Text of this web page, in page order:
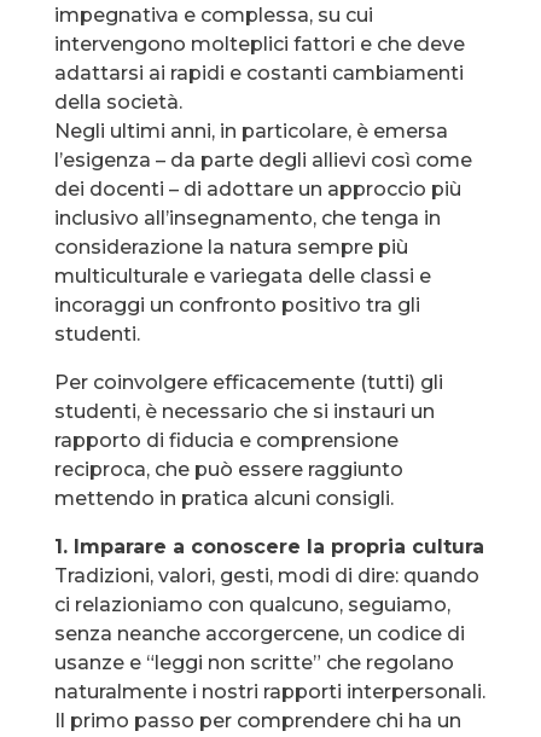
impegnativa e complessa, su cui
intervengono molteplici fattori e che deve
adattarsi ai rapidi e costanti cambiamenti
della società.
Negli ultimi anni, in particolare, è emersa
l’esigenza – da parte degli allievi così come
dei docenti – di adottare un approccio più
inclusivo all’insegnamento, che tenga in
considerazione la natura sempre più
multiculturale e variegata delle classi e
incoraggi un confronto positivo tra gli
studenti.
Per coinvolgere efficacemente (tutti) gli
studenti, è necessario che si instauri un
rapporto di fiducia e comprensione
reciproca, che può essere raggiunto
mettendo in pratica alcuni consigli.
1. Imparare a conoscere la propria cultura
Tradizioni, valori, gesti, modi di dire: quando
ci relazioniamo con qualcuno, seguiamo,
senza neanche accorgercene, un codice di
usanze e “leggi non scritte” che regolano
naturalmente i nostri rapporti interpersonali.
Il primo passo per comprendere chi ha un